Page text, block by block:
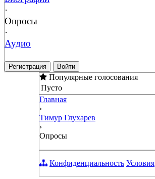
·
Опросы
·
Аудио
Регистрация Войти
Популярные голосования
Пусто
Главная
›
Тимур Глухарев
›
Опросы
Конфиденциальность Условия